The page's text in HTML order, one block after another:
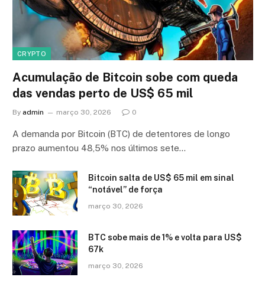
CRYPTO
Acumulação de Bitcoin sobe com queda
das vendas perto de US$ 65 mil
By admin março 30, 2026 0
A demanda por Bitcoin (BTC) de detentores de longo
prazo aumentou 48,5% nos últimos sete…
Bitcoin salta de US$ 65 mil em sinal
“notável” de força
março 30, 2026
BTC sobe mais de 1% e volta para US$
67k
março 30, 2026